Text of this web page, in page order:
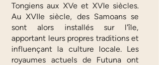
Tongiens aux XVe et XVIe siècles.
Au XVIIe siècle, des Samoans se
sont alors installés sur l'île,
apportant leurs propres traditions et
influençant la culture locale. Les
royaumes actuels de Futuna ont